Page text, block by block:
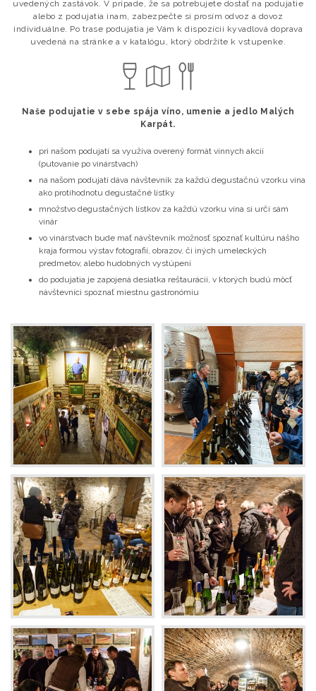
uvedených zastávok. V prípade, že sa potrebujete dostať na podujatie
alebo z podujatia inam, zabezpečte si prosím odvoz a dovoz
individuálne. Po trase podujatia je Vám k dispozícii kyvadlová doprava
uvedená na stránke a v katalógu, ktorý obdržíte k vstupenke.
Naše podujatie v sebe spája víno, umenie a jedlo Malých
Karpát.
pri našom podujatí sa využíva overený formát vínnych akcií
(putovanie po vinárstvach)
na našom podujatí dáva návštevník za každú degustačnú vzorku vína
ako protihodnotu degustačné lístky
množstvo degustačných lístkov za každú vzorku vína si určí sám
vinár
vo vinárstvach bude mať návštevník možnosť spoznať kultúru nášho
kraja formou výstav fotografií, obrazov, či iných umeleckých
predmetov, alebo hudobných vystúpení
do podujatia je zapojená desiatka reštaurácií, v ktorých budú môcť
návštevníci spoznať miestnu gastronómiu